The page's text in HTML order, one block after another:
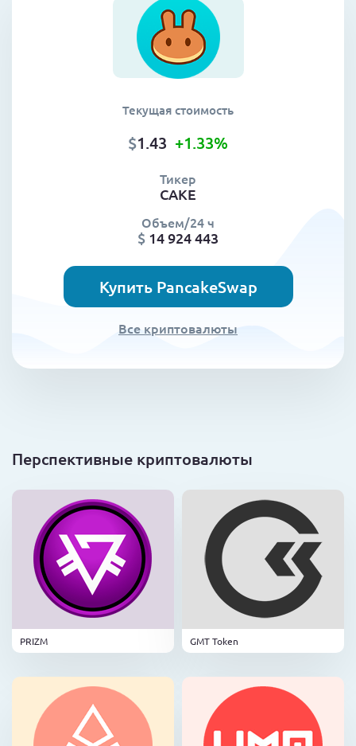
Текущая стоимость
$1.43 +1.33%
Тикер
CAKE
Объем/24 ч
$ 14 924 443
Купить PancakeSwap
Все криптовалюты
Перспективные криптовалюты
PRIZM GMT Token